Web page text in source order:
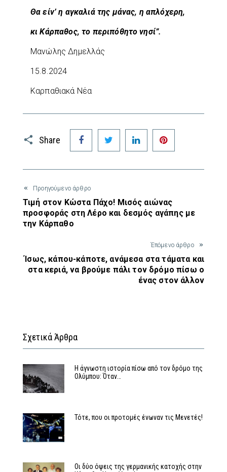
Θα είν’ η αγκαλιά της μάνας, η απλόχερη,
κι Κάρπαθος, το περιπόθητο νησί”.
Μανώλης Δημελλάς
15.8.2024
Καρπαθιακά Νέα
Share
Facebook Twitter LinkedIn
Προηγούμενο άρθρο
Τιμή στον Κώστα Πάχο! Μισός αιώνας
προσφοράς στη Λέρο και δεσμός αγάπης με
την Κάρπαθο
Έπόμενο άρθρο
Ίσως, κάπου-κάποτε, ανάμεσα στα τάματα και
στα κεριά, να βρούμε πάλι τον δρόμο πίσω ο
ένας στον άλλον
Σχετικά Άρθρα
Η άγνωστη ιστορία πίσω από τον δρόμο της
Ολύμπου: Όταν…
Τότε, που οι προτομές ένωναν τις Μενετές!
Οι δύο όψεις της γερμανικής κατοχής στην